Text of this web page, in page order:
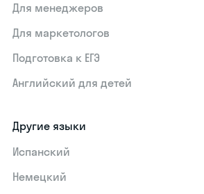
Для менеджеров
Для маркетологов
Подготовка к ЕГЭ
Английский для детей
Другие языки
Испанский
Немецкий